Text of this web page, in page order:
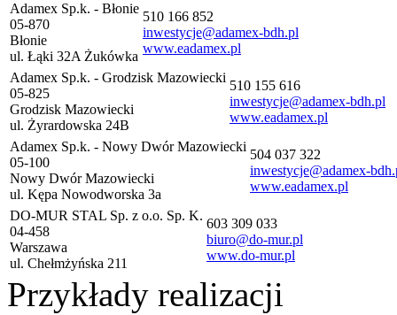
Adamex Sp.k. - Błonie
05-870
Błonie
ul. Łąki 32A Żukówka
510 166 852
inwestycje@adamex-bdh.pl
www.eadamex.pl
Adamex Sp.k. - Grodzisk Mazowiecki
05-825
Grodzisk Mazowiecki
ul. Żyrardowska 24B
510 155 616
inwestycje@adamex-bdh.pl
www.eadamex.pl
Adamex Sp.k. - Nowy Dwór Mazowiecki
05-100
Nowy Dwór Mazowiecki
ul. Kępa Nowodworska 3a
504 037 322
inwestycje@adamex-
www.eadamex.pl
DO-MUR STAL Sp. z o.o. Sp. K.
04-458
Warszawa
ul. Chełmżyńska 211
603 309 033
biuro@do-mur.pl
www.do-mur.pl
Przykłady realizacji